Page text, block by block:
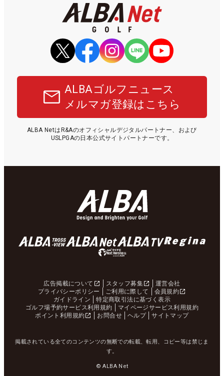
ALBAゴルフニュース
メルマガ登録はこちら
ALBA NetはR&Aのオフィシャルデジタルパートナー、および
USLPGAの日本公式サイトパートナーです。
広告掲載について スタッフ募集
運営会社
プライバシーポリシー
ご利用に際して
会員規約
ガイドライン
特定商取引法に基づく表示
ゴルフ場予約サービス利用規約
マイページサービス利用規約
ポイント利用規約
お問合せ ヘルプ サイトマップ
掲載されている全てのコンテンツの無断での転載、転用、コピー等は禁じま
す。
© ALBA Net